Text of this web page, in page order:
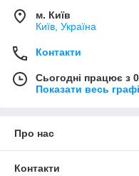
м. Київ
Київ, Україна
Контакти
Сьогодні працює з
Показати весь
Про нас
Контакти